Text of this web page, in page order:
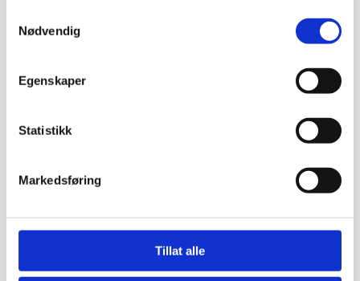
Nødvendig
Egenskaper
Statistikk
Markedsføring
Tillat alle